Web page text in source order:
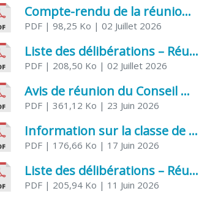
Compte-rendu de la réunion du Conseil municipal du 05 juin 2026
PDF | 98,25 Ko | 02 Juillet 2026
Liste des délibérations – Réunion du Conseil municipal du 1er juillet 2026
PDF | 208,50 Ko | 02 Juillet 2026
Avis de réunion du Conseil municipal du 1er juillet 2026
PDF | 361,12 Ko | 23 Juin 2026
Information sur la classe de Très petite section à Saint Jean d’Angély
PDF | 176,66 Ko | 17 Juin 2026
Liste des délibérations – Réunion du Conseil municipal du 05 juin 2026
PDF | 205,94 Ko | 11 Juin 2026